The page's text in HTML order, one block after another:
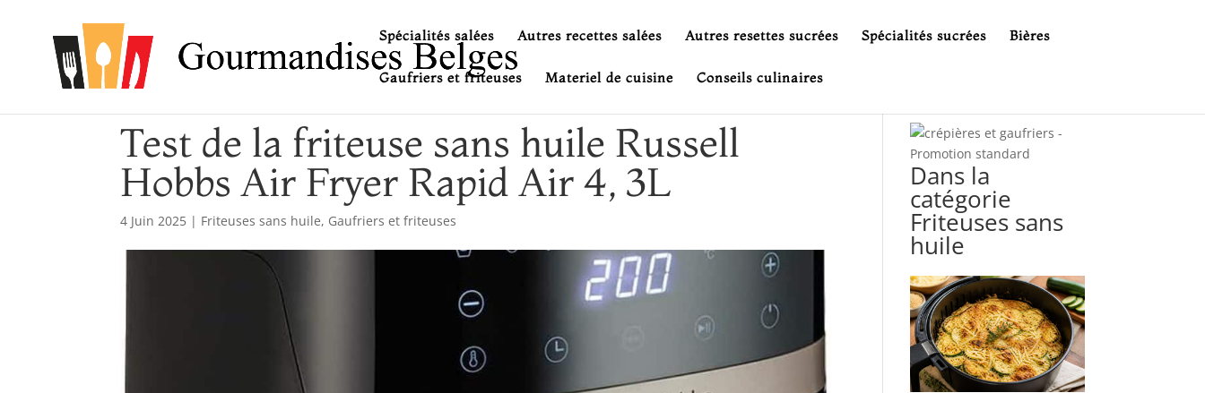
Spécialités salées Autres recettes salées Autres resettes sucrées Spécialités sucrées Bières
Gaufriers et friteuses Materiel de cuisine Conseils culinaires
Test de la friteuse sans huile Russell
Hobbs Air Fryer Rapid Air 4, 3L
4 Juin 2025 | Friteuses sans huile, Gaufriers et friteuses
Dans la
catégorie
Friteuses sans
huile